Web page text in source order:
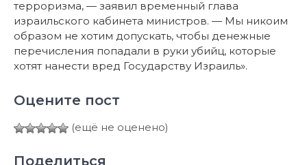
терроризма, — заявил временный глава
израильского кабинета министров. — Мы никоим
образом не хотим допускать, чтобы денежные
перечисления попадали в руки убийц, которые
хотят нанести вред Государству Израиль».
Оцените пост
(ещё не оценено)
Поделиться